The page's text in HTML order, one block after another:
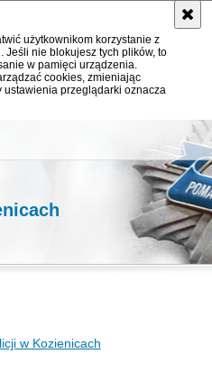
użytkownikom korzystanie z
Jeśli nie blokujesz tych plików, to
w pamięci urządzenia.
cookies, zmieniając
przeglądarki oznacza
w Kozienicach